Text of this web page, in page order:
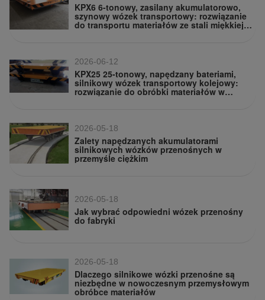
KPX6 6-tonowy, zasilany akumulatorowo,
szynowy wózek transportowy: rozwiązanie
do transportu materiałów ze stali miękkiej
Q235/Q345
2026-06-12
KPX25 25-tonowy, napędzany bateriami,
silnikowy wózek transportowy kolejowy:
rozwiązanie do obróbki materiałów w
warsztatach ciężkich
2026-05-18
Zalety napędzanych akumulatorami
silnikowych wózków przenośnych w
przemyśle ciężkim
2026-05-18
Jak wybrać odpowiedni wózek przenośny
do fabryki
2026-05-18
Dlaczego silnikowe wózki przenośne są
niezbędne w nowoczesnym przemysłowym
obróbce materiałów